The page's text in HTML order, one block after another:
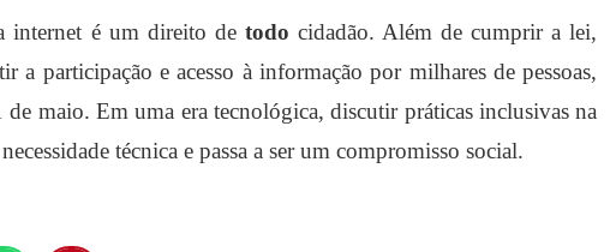
internet é um direito de todo cidadão. Além de cumprir a lei,
a participação e acesso à informação por milhares de pessoas,
de maio. Em uma era tecnológica, discutir práticas inclusivas na
técnica e passa a ser um compromisso social.